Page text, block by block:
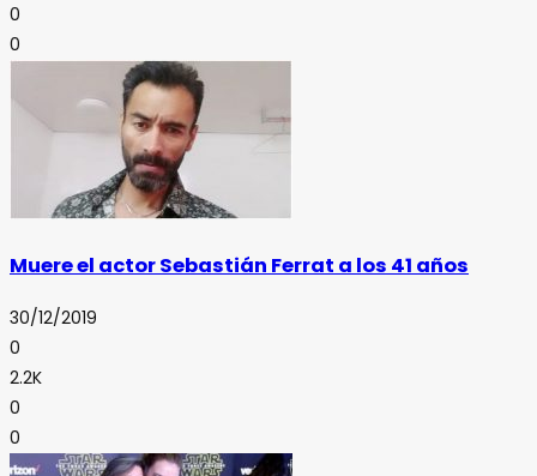
0
0
Muere el actor Sebastián Ferrat a los 41 años
30/12/2019
0
2.2K
0
0